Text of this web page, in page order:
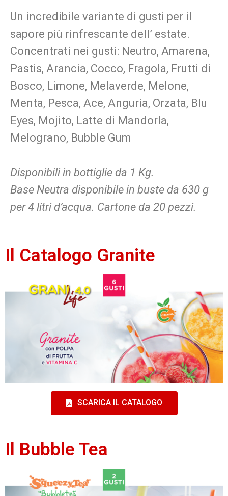
Un incredibile variante di gusti per il
sapore più rinfrescante dell’ estate.
Concentrati nei gusti: Neutro, Amarena,
Pastis, Arancia, Cocco, Fragola, Frutti di
Bosco, Limone, Melaverde, Melone,
Menta, Pesca, Ace, Anguria, Orzata, Blu
Eyes, Mojito, Latte di Mandorla,
Melograno, Bubble Gum
Disponibili in bottiglie da 1 Kg.
Base Neutra disponibile in buste da 630 g
per 4 litri d’acqua. Cartone da 20 pezzi.
Il Catalogo Granite
SCARICA IL CATALOGO
Il Bubble Tea